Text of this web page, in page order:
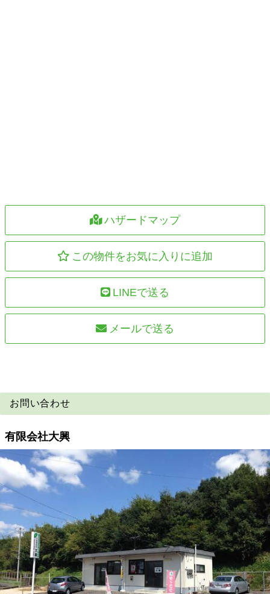
ハザードマップ
この物件をお気に入りに追加
LINEで送る
メールで送る
お問い合わせ
有限会社大興